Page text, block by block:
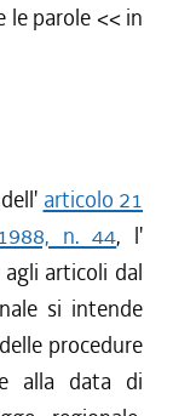
le parole << in
articolo 21
n. 44, l'
articoli dal
si intende
procedure
alla data di